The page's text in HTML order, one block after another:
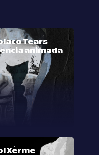
Tears
animada
Xerme